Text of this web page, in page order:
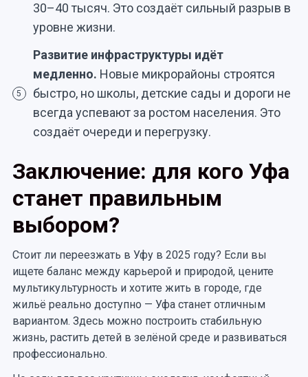
30–40 тысяч. Это создаёт сильный разрыв в
уровне жизни.
5
Развитие инфраструктуры идёт
медленно. Новые микрорайоны строятся
быстро, но школы, детские сады и дороги не
всегда успевают за ростом населения. Это
создаёт очереди и перегрузку.
Заключение: для кого Уфа
станет правильным
выбором?
Стоит ли переезжать в Уфу в 2025 году? Если вы
ищете баланс между карьерой и природой, цените
мультикультурность и хотите жить в городе, где
жильё реально доступно — Уфа станет отличным
вариантом. Здесь можно построить стабильную
жизнь, растить детей в зелёной среде и развиваться
профессионально.